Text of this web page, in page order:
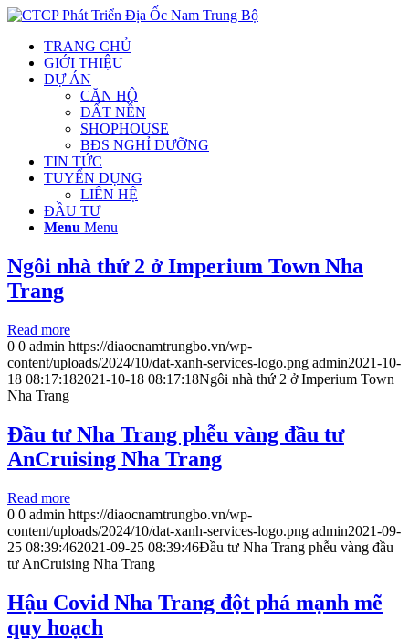
TRANG CHỦ
GIỚI THIỆU
DỰ ÁN
CĂN HỘ
ĐẤT NỀN
SHOPHOUSE
BĐS NGHỈ DƯỠNG
TIN TỨC
TUYỂN DỤNG
LIÊN HỆ
ĐẦU TƯ
Menu Menu
Ngôi nhà thứ 2 ở Imperium Town Nha
Trang
Read more
0 0 admin https://diaocnamtrungbo.vn/wp-
content/uploads/2024/10/dat-xanh-services-logo.png admin2021-10-
18 08:17:182021-10-18 08:17:18Ngôi nhà thứ 2 ở Imperium Town
Nha Trang
Đầu tư Nha Trang phễu vàng đầu tư
AnCruising Nha Trang
Read more
0 0 admin https://diaocnamtrungbo.vn/wp-
content/uploads/2024/10/dat-xanh-services-logo.png admin2021-09-
25 08:39:462021-09-25 08:39:46Đầu tư Nha Trang phễu vàng đầu
tư AnCruising Nha Trang
Hậu Covid Nha Trang đột phá mạnh mẽ
quy hoạch